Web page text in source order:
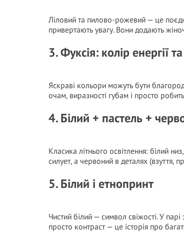
Ліловий та пилово-рожевий — це
привертають увагу. Вони додають
3. Фуксія: колір енергії
Яскраві кольори можуть бути
очам, виразності губам і просто
4. Білий + пастель +
Класика літнього освітлення: білий
силует, а червоний в деталях
5. Білий і етнопринт
Чистий білий — символ свіжості. У
просто контраст — це історія про